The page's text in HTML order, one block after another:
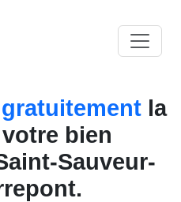
gratuitement la
bien
Sauveur-